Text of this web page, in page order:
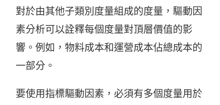
對於由其他子類別度量組成的度量，驅動因
素分析可以詮釋每個度量對頂層價值的影
響。例如，物料成本和運營成本佔總成本的
一部分。
要使用指標驅動因素，必須有多個度量用於